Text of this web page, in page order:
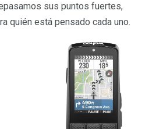
sus puntos fuertes,
quién está pensado cada uno.